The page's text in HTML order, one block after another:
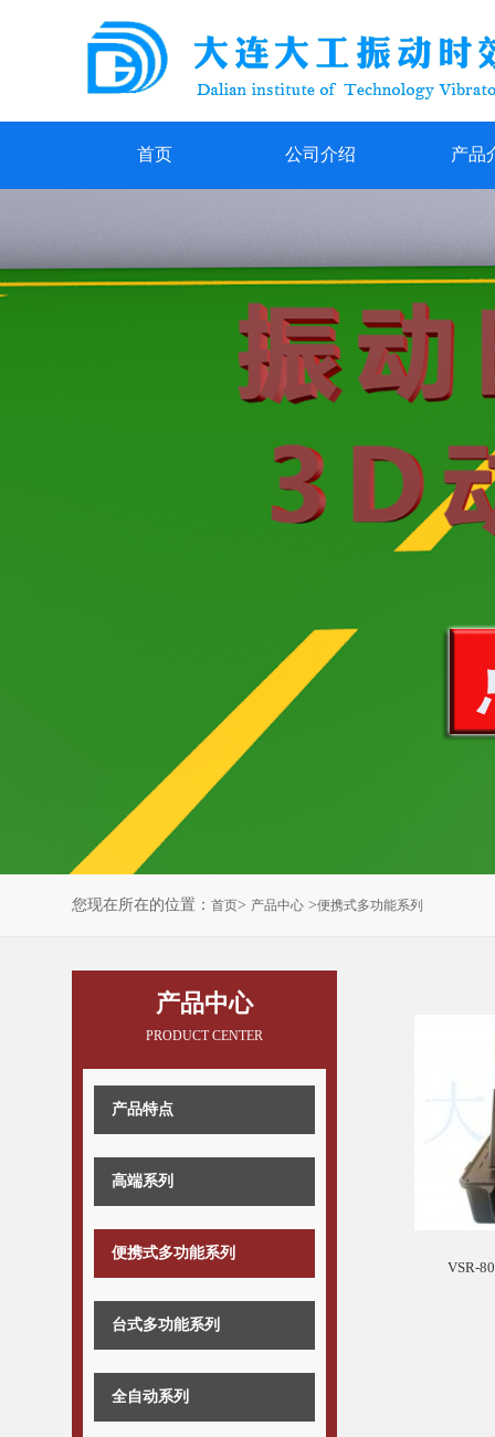
首页 公司介绍 产品
您现在所在的位置： 首页> 产品中心 >便携式多功能系列
产品中心
PRODUCT CENTER
产品特点
高端系列
便携式多功能系列
台式多功能系列
全自动系列
VSR-